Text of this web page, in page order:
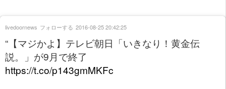
“【マジかよ】テレビ朝日「いきなり！黄金伝
説。」が9月で終了
https://t.co/p143gmMKFc
livedoornews フォローする 2016-08-25 20:42:25